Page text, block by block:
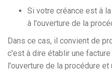
Si votre créance est à
à l'ouverture de la
Dans ce cas, il convient de
c'est à dire établir une
l'ouverture de la procédure